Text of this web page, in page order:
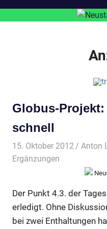
Globus-
schnell
15. Oktober 2012 Anton
Ergänzungen
Der Punkt 4.3. der
erledigt. Ohne
bei zwei Enthaltungen